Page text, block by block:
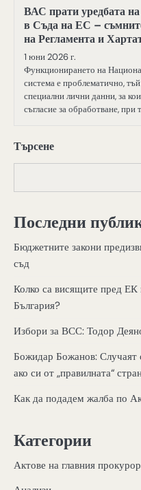
ВАС прати уредбата на
в Съда на ЕС –
на Регламента и
1 юни 2026 г.
Функционирането на
система е проблематично,
специални лични данни, за
съгласие за обработване, при
Търсене
Последни
Бюджетните закони
съд
Колко са висящите пред
България?
Избори за ВСС: Тодор
Божидар Божанов: Случаят
ако си от „правилната“
Как да подадем жалба по
Категории
Актове на главния прокурор